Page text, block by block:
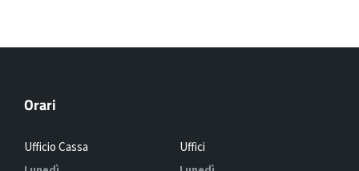
Orari
Ufficio Cassa Uffici